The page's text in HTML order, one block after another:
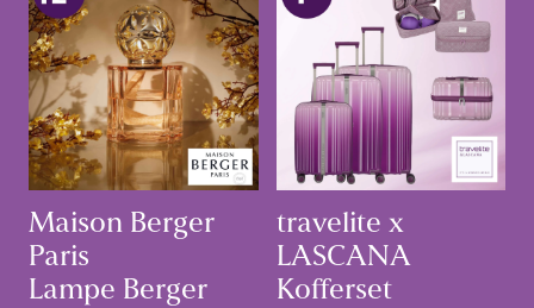
Maison Berger
Paris
Lampe Berger
travelite x
LASCANA
Kofferset